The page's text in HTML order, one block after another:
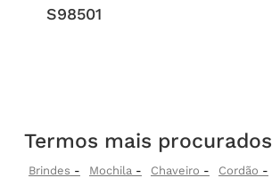
S98501
Termos mais procurados
Brindes Mochila Chaveiro Cordão